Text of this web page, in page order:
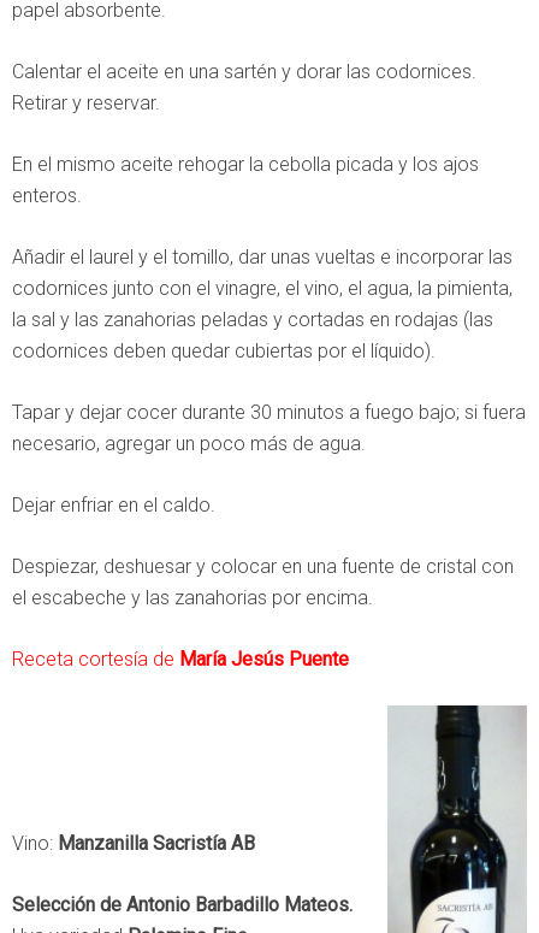
papel absorbente.
Calentar el aceite en una sartén y dorar las codornices.
Retirar y reservar.
En el mismo aceite rehogar la cebolla picada y los ajos
enteros.
Añadir el laurel y el tomillo, dar unas vueltas e incorporar las
codornices junto con el vinagre, el vino, el agua, la pimienta,
la sal y las zanahorias peladas y cortadas en rodajas (las
codornices deben quedar cubiertas por el líquido).
Tapar y dejar cocer durante 30 minutos a fuego bajo; si fuera
necesario, agregar un poco más de agua.
Dejar enfriar en el caldo.
Despiezar, deshuesar y colocar en una fuente de cristal con
el escabeche y las zanahorias por encima.
Receta cortesía de María Jesús Puente
Vino: Manzanilla Sacristía AB
Selección de Antonio Barbadillo Mateos.